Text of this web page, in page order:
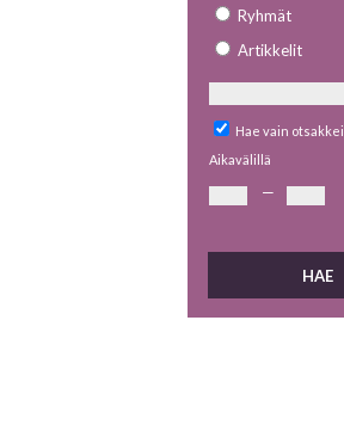
Ryhmät
Artikkelit
Hae vain
Aikavälillä
—